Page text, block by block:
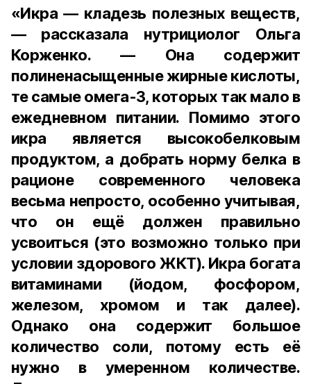
«Икра — кладезь полезных веществ,
— рассказала нутрициолог Ольга
Корженко. — Она содержит
полиненасыщенные жирные кислоты,
те самые омега-3, которых так мало в
ежедневном питании. Помимо этого
икра является высокобелковым
продуктом, а добрать норму белка в
рационе современного человека
весьма непросто, особенно учитывая,
что он ещё должен правильно
усвоиться (это возможно только при
условии здорового ЖКТ). Икра богата
витаминами (йодом, фосфором,
железом, хромом и так далее).
Однако она содержит большое
количество соли, потому есть её
нужно в умеренном количестве.